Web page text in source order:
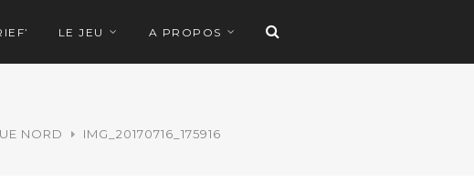
LE JEU A PROPOS
NORD IMG_20170716_175916